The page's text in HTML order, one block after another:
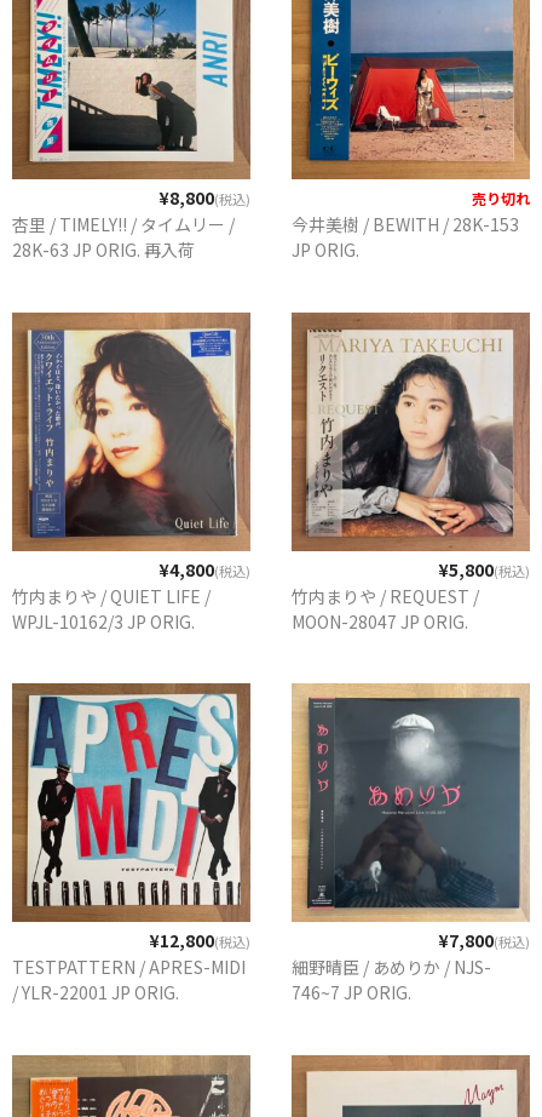
JAZZ-US
BLUE NOTE
JAZZ-EU
JAZZ-JP
JAZZ-VOCAL
ROCK
FOLK,SSW
WORLD
その他
7INC
レア盤（1万円以上）
Webのみ no.1
Webのみ no.3
Webのみ no.4
売り切れ
Help
送料
商品の発送
返品
¥8,800(税込)
杏里 / TIMELY!! / タイムリー /
28K-63 JP ORIG. 再入荷
売り切れ
今井美樹 / BEWITH / 28K-153
JP ORIG.
¥4,800(税込)
竹内まりや / QUIET LIFE /
WPJL-10162/3 JP ORIG.
¥5,800(税込)
竹内まりや / REQUEST /
MOON-28047 JP ORIG.
¥12,800(税込)
TESTPATTERN / APRES-MIDI
/ YLR-22001 JP ORIG.
¥7,800(税込)
細野晴臣 / あめりか / NJS-
746~7 JP ORIG.